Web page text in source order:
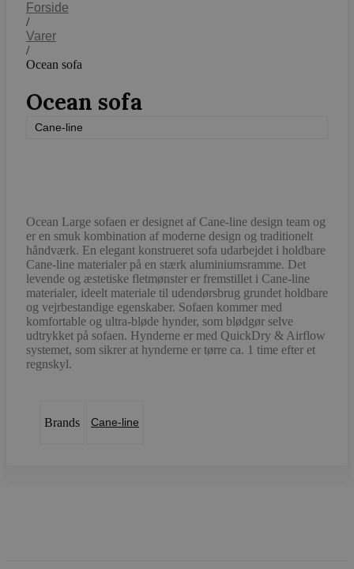
Forside
/
Varer
/
Ocean sofa
Ocean sofa
Cane-line
Ocean Large sofaen er designet af Cane-line design team og
er en smuk kombination af moderne design og traditionelt
håndværk. En elegant konstrueret sofa udarbejdet i holdbare
Cane-line materialer på en stærk aluminiumsramme. Det
levende og æstetiske fletmønster er fremstillet i Cane-line
materialer, ideelt materiale til udendørsbrug grundet holdbare
og vejrbestandige egenskaber. Sofaen kommer med
komfortable og ultra-bløde hynder, som blødgør selve
udtrykket på sofaen. Hynderne er med QuickDry & Airflow
systemet, som sikrer at hynderne er tørre ca. 1 time efter et
regnskyl.
Brands Cane-line